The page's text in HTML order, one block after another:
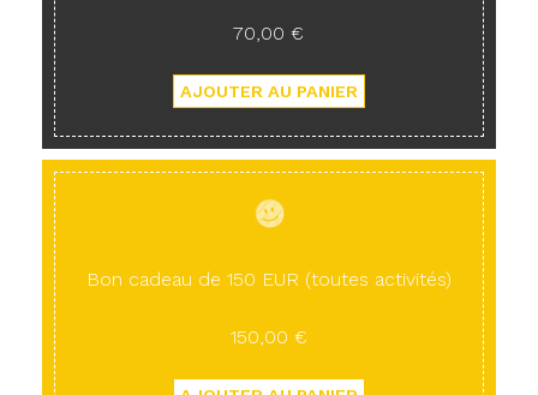
70,00 €
Bon cadeau de 150 EUR (toutes activités)
150,00 €